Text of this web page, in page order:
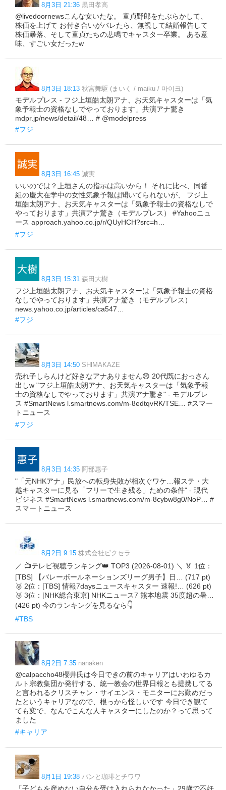
8月3日 21:36 黒田孝高
@livedoornewsこんな女いたな。 童貞野郎をたぶらかして、
株価を上げて お付き合いがバレたら、無視して結婚報告して
株価暴落、そして童貞たちの悲鳴でキャスター卒業。 ある意
味、すごい女だったw
8月3日 18:13 秋宮舞駆 (まいく / maiku / 마이크)
モデルプレス - フジ上垣皓太朗アナ、お天気キャスターは「気
象予報士の資格なしでやっております」共演アナ驚き
mdpr.jp/news/detail/48… # @modelpress
#フジ
8月3日 16:45 誠実
いいのでは？上垣さんの指示は高いから！ それに比べ、同番
組の慶大在学中の女性気象予報は聞いてられないが、 フジ上
垣皓太朗アナ、お天気キャスターは「気象予報士の資格なしで
やっております」共演アナ驚き（モデルプレス） #Yahooニュ
ース approach.yahoo.co.jp/r/QUyHCH?src=h…
#フジ
8月3日 15:31 森田大樹
フジ上垣皓太朗アナ、お天気キャスターは「気象予報士の資格
なしでやっております」共演アナ驚き（モデルプレス）
news.yahoo.co.jp/articles/ca547…
#フジ
8月3日 14:50 SHlMAKAZE
売れ子しらんけど好きなアナありません😞 20代既におっさん
出しw "フジ上垣皓太朗アナ、お天気キャスターは「気象予報
士の資格なしでやっております」共演アナ驚き" - モデルプレ
ス #SmartNews l.smartnews.com/m-8edtqvRK/TSE… #スマー
トニュース
#フジ
8月3日 14:35 阿部惠子
"「元NHKアナ」民放への転身失敗が相次ぐワケ…報ステ・大
越キャスターに見る「フリーで生き残る」ための条件" - 現代
ビジネス #SmartNews l.smartnews.com/m-8cybw8g0/NoP… #
スマートニュース
8月2日 9:15 株式会社ピクセラ
／ 📺テレビ視聴ランキング👑 TOP3 (2026-08-01) ＼ 🏅 1位：
[TBS] 【バレーボールネーションズリーグ男子】日… (717 pt)
🥈 2位：[TBS] 情報7daysニュースキャスター 速報!… (626 pt)
🥉 3位：[NHK総合東京] NHKニュース7 熊本地震 35度超の暑…
(426 pt) 今のランキングを見るなら👇
#TBS
8月2日 7:35 nanaken
@calpaccho48櫻井氏は今日できの前のキャリアはいわゆるカ
ルト宗教集団か発行する、統一教会の世界日報とも提携してる
と言われるクリスチャン・サイエンス・モニターにお勤めだっ
たというキャリアなので、根っから怪しいです 今日でき観て
ても変で、なんでこんな人キャスターにしたのか？って思って
ました
#キャリア
8月1日 19:38 パンと珈琲とチワワ
「子どもを産めない自分を受け入れられなかった」29歳で不妊